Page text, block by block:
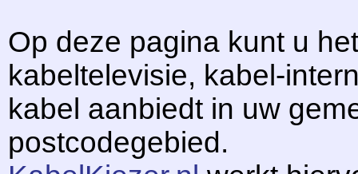
Op deze pagina kunt u
kabeltelevisie, kabel-
kabel aanbiedt in uw
postcodegebied.